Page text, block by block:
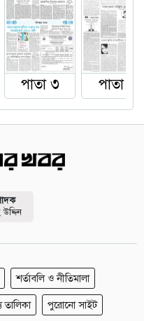
পাতা ৩ পাতা ৪
শর্তাবলি ও নীতিমালা
তালিকা পুরোনো সাইট